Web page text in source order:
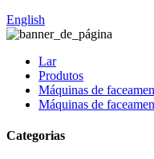
English
Lar
Produtos
Máquinas de
Máquinas de
Categorias